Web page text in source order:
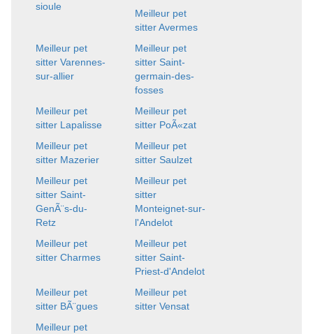
sioule
Meilleur pet
sitter Avermes
Meilleur pet
sitter Varennes-
sur-allier
Meilleur pet
sitter Saint-
germain-des-
fosses
Meilleur pet
sitter Lapalisse
Meilleur pet
sitter PoÃ«zat
Meilleur pet
sitter Mazerier
Meilleur pet
sitter Saulzet
Meilleur pet
sitter Saint-
GenÃ¨s-du-
Retz
Meilleur pet
sitter
Monteignet-sur-
l'Andelot
Meilleur pet
sitter Charmes
Meilleur pet
sitter Saint-
Priest-d'Andelot
Meilleur pet
sitter BÃ¨gues
Meilleur pet
sitter Vensat
Meilleur pet